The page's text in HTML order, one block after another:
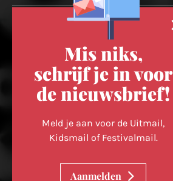
utrechtpartners.nl
Volg ons op
Mis niks,
schrijf je in voor
de nieuwsbrief!
Meld je aan voor de Uitmail,
Kidsmail of Festivalmail.
Aanmelden